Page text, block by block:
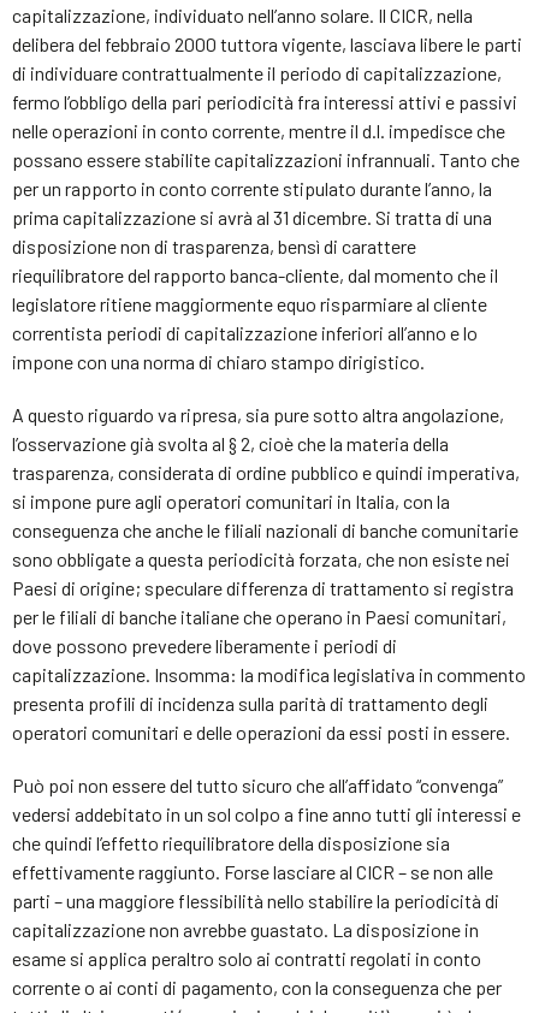
capitalizzazione, individuato nell’anno solare. Il CICR, nella
delibera del febbraio 2000 tuttora vigente, lasciava libere le parti
di individuare contrattualmente il periodo di capitalizzazione,
fermo l’obbligo della pari periodicità fra interessi attivi e passivi
nelle operazioni in conto corrente, mentre il d.l. impedisce che
possano essere stabilite capitalizzazioni infrannuali. Tanto che
per un rapporto in conto corrente stipulato durante l’anno, la
prima capitalizzazione si avrà al 31 dicembre. Si tratta di una
disposizione non di trasparenza, bensì di carattere
riequilibratore del rapporto banca-cliente, dal momento che il
legislatore ritiene maggiormente equo risparmiare al cliente
correntista periodi di capitalizzazione inferiori all’anno e lo
impone con una norma di chiaro stampo dirigistico.
A questo riguardo va ripresa, sia pure sotto altra angolazione,
l’osservazione già svolta al § 2, cioè che la materia della
trasparenza, considerata di ordine pubblico e quindi imperativa,
si impone pure agli operatori comunitari in Italia, con la
conseguenza che anche le filiali nazionali di banche comunitarie
sono obbligate a questa periodicità forzata, che non esiste nei
Paesi di origine; speculare differenza di trattamento si registra
per le filiali di banche italiane che operano in Paesi comunitari,
dove possono prevedere liberamente i periodi di
capitalizzazione. Insomma: la modifica legislativa in commento
presenta profili di incidenza sulla parità di trattamento degli
operatori comunitari e delle operazioni da essi posti in essere.
Può poi non essere del tutto sicuro che all’affidato “convenga”
vedersi addebitato in un sol colpo a fine anno tutti gli interessi e
che quindi l’effetto riequilibratore della disposizione sia
effettivamente raggiunto. Forse lasciare al CICR – se non alle
parti – una maggiore flessibilità nello stabilire la periodicità di
capitalizzazione non avrebbe guastato. La disposizione in
esame si applica peraltro solo ai contratti regolati in conto
corrente o ai conti di pagamento, con la conseguenza che per